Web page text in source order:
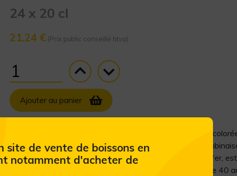
24 x 20 cl
21.24 €(Prix public conseillé htva)
Ajouter au panier
Eau de source provenant des montagnes. Une bouteille
frais et fruité. Un système d’ouverture unique. Cette
succès, produite par l’entreprise familiale Klosterquell Hofer,
monde entier par les enfants de tous âges depuis plus de 40
site de vente de boissons en
notamment d'acheter de